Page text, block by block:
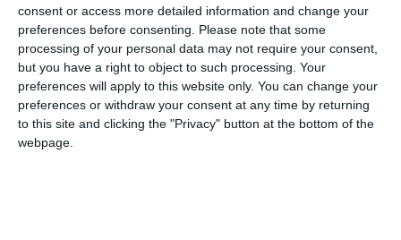
consent or access more detailed information and change your
preferences before consenting.
Please note that some
processing of your personal data may not require your consent,
but you have a right to object to such processing. Your
preferences will apply to this website only. You can change your
preferences or withdraw your consent at any time by returning
to this site and clicking the "Privacy" button at the bottom of the
webpage.
ARTICOLE ASEMANATOARE